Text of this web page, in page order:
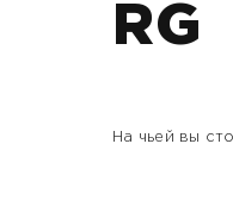
RG
На чьей вы